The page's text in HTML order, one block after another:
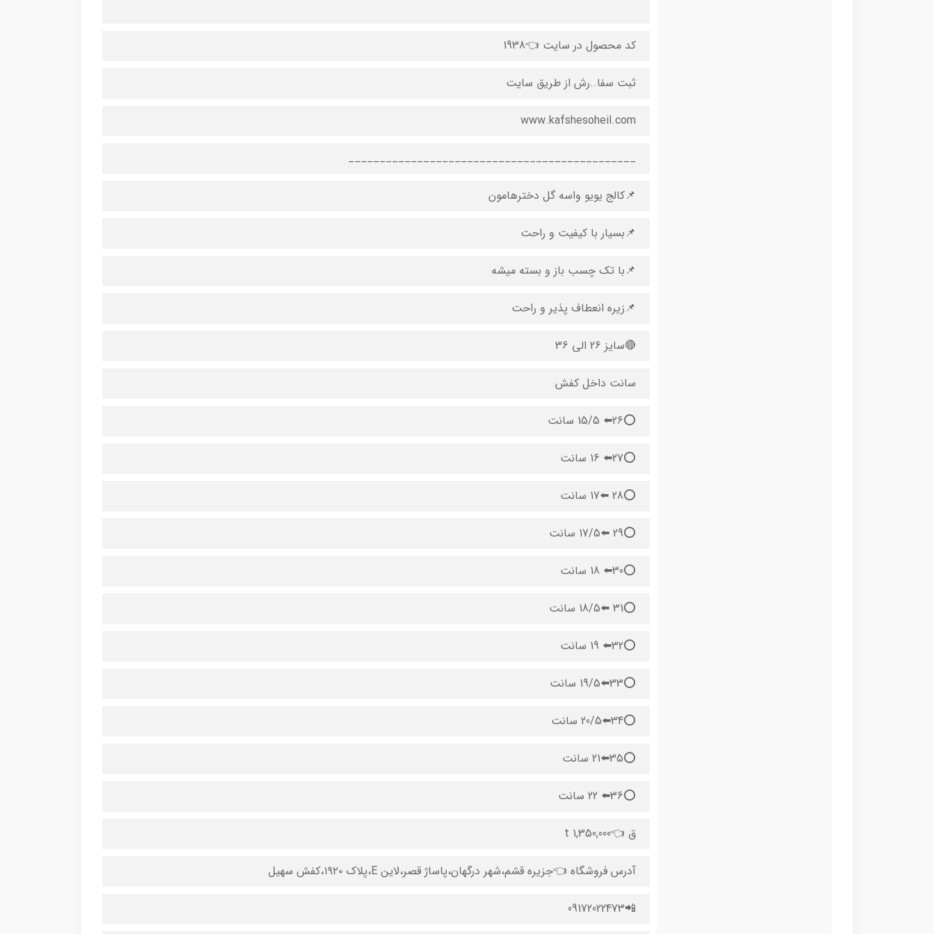
کد محصول در سایت 👈1938
ثبت سفا..رش از طریق سایت
www.kafshesoheil.com
______________________________________________
📌کالج یویو واسه گل دخترهامون
📌بسیار با کیفیت و راحت
📌با تک چسب باز و بسته میشه
📌زیره انعطاف پذیر و راحت
🔴سایز 26 الی 36
سانت داخل کفش
⭕️26⬅️ 15/5 سانت
⭕️27⬅️ 16 سانت
⭕️28 ⬅️17 سانت
⭕️29 ⬅️17/5 سانت
⭕️30⬅️ 18 سانت
⭕️31 ⬅️18/5 سانت
⭕️32⬅️ 19 سانت
⭕️33⬅️19/5 سانت
⭕️34⬅️20/5 سانت
⭕️35⬅️21 سانت
⭕️36⬅️ 22 سانت
ق 👈1,350,000 t
آدرس فروشگاه 👈جزیره قشم،شهر درگهان،پاساژ قصر،لاین E،پلاک ۱۹۲۰،کفش سهیل
📲09172022473